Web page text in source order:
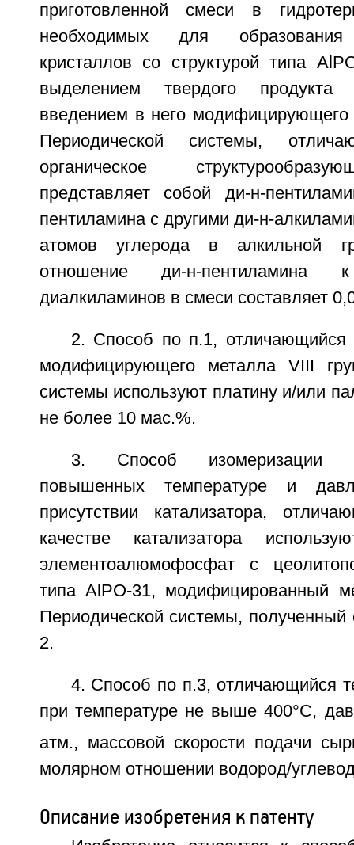
приготовленной смеси в
необходимых для образования
кристаллов со структурой типа
выделением твердого продукта
введением в него
Периодической системы,
органическое
представляет собой ди-н-
пентиламина с другими ди-н-
атомов углерода в алкильной
отношение ди-н-
диалкиламинов в смеси составляет
2. Способ по п.1, отличающийся
модифицирующего металла VIII
системы используют платину и/или
не более 10 мас.%.
3. Способ изомеризации
повышенных температуре и
присутствии катализатора,
качестве катализатора
элементоалюмофосфат с
типа AlPO-31, модифицированный
Периодической системы,
2.
4. Способ по п.3, отличающийся
при температуре не выше 400°С,
атм., массовой скорости подачи
молярном отношении водород/
Описание изобретения к патенту